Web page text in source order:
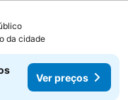
da cidade
Ver preços